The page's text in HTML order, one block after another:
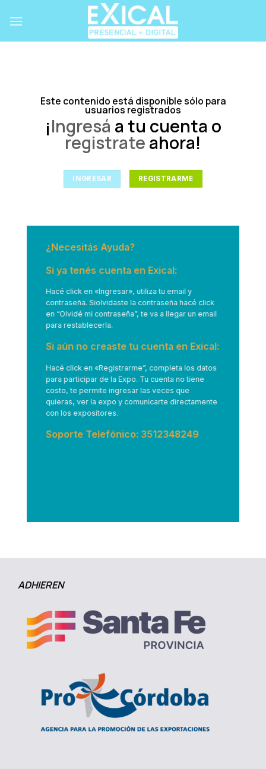
Este contenido está disponible sólo para
usuarios registrados
¡Ingresá a tu cuenta o
registrate ahora!
INGRESAR REGISTRARME
¿Necesitás Ayuda?
Si ya tenés cuenta en Exical:
Hacé click en «Ingresar», utiliza tu email y
contraseña. Siolvidaste la contraseña hacé click
en “Olvidé mi contraseña”, te va a llegar un email
para restablecerla.
Si aún no creaste tu cuenta en Exical:
Hacé click en «Registrarme”, completa los datos
para participar de la Expo. Tu cuenta no tiene
costo, te permite ingresar las veces que
quieras, ver la expo y comunicarte directamente
con los expositores.
Soporte Telefónico: 3512348249
ADHIEREN